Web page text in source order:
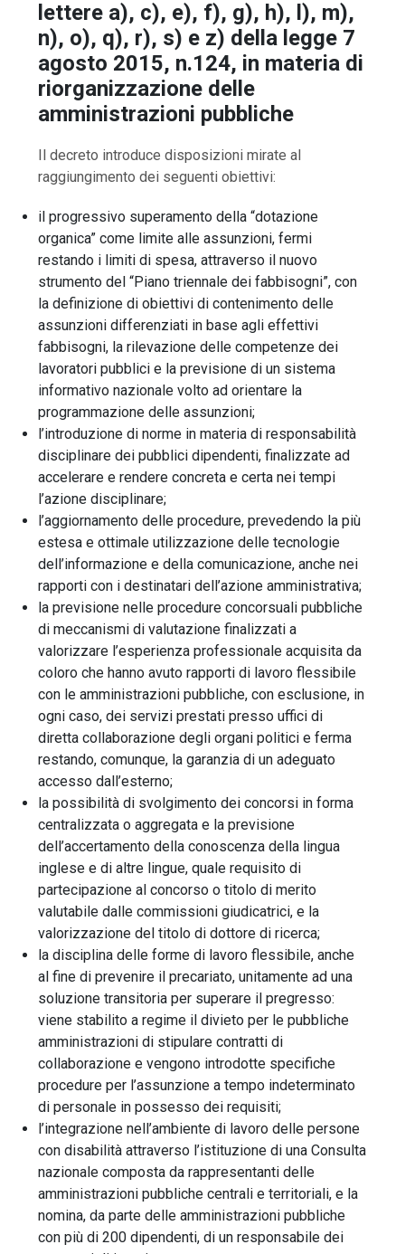
lettere a), c), e), f), g), h), l), m),
n), o), q), r), s) e z) della legge 7
agosto 2015, n.124, in materia di
riorganizzazione delle
amministrazioni pubbliche
Il decreto introduce disposizioni mirate al
raggiungimento dei seguenti obiettivi:
il progressivo superamento della “dotazione
organica” come limite alle assunzioni, fermi
restando i limiti di spesa, attraverso il nuovo
strumento del “Piano triennale dei fabbisogni”, con
la definizione di obiettivi di contenimento delle
assunzioni differenziati in base agli effettivi
fabbisogni, la rilevazione delle competenze dei
lavoratori pubblici e la previsione di un sistema
informativo nazionale volto ad orientare la
programmazione delle assunzioni;
l’introduzione di norme in materia di responsabilità
disciplinare dei pubblici dipendenti, finalizzate ad
accelerare e rendere concreta e certa nei tempi
l’azione disciplinare;
l’aggiornamento delle procedure, prevedendo la più
estesa e ottimale utilizzazione delle tecnologie
dell’informazione e della comunicazione, anche nei
rapporti con i destinatari dell’azione amministrativa;
la previsione nelle procedure concorsuali pubbliche
di meccanismi di valutazione finalizzati a
valorizzare l’esperienza professionale acquisita da
coloro che hanno avuto rapporti di lavoro flessibile
con le amministrazioni pubbliche, con esclusione, in
ogni caso, dei servizi prestati presso uffici di
diretta collaborazione degli organi politici e ferma
restando, comunque, la garanzia di un adeguato
accesso dall’esterno;
la possibilità di svolgimento dei concorsi in forma
centralizzata o aggregata e la previsione
dell’accertamento della conoscenza della lingua
inglese e di altre lingue, quale requisito di
partecipazione al concorso o titolo di merito
valutabile dalle commissioni giudicatrici, e la
valorizzazione del titolo di dottore di ricerca;
la disciplina delle forme di lavoro flessibile, anche
al fine di prevenire il precariato, unitamente ad una
soluzione transitoria per superare il pregresso:
viene stabilito a regime il divieto per le pubbliche
amministrazioni di stipulare contratti di
collaborazione e vengono introdotte specifiche
procedure per l’assunzione a tempo indeterminato
di personale in possesso dei requisiti;
l’integrazione nell’ambiente di lavoro delle persone
con disabilità attraverso l’istituzione di una Consulta
nazionale composta da rappresentanti delle
amministrazioni pubbliche centrali e territoriali, e la
nomina, da parte delle amministrazioni pubbliche
con più di 200 dipendenti, di un responsabile dei